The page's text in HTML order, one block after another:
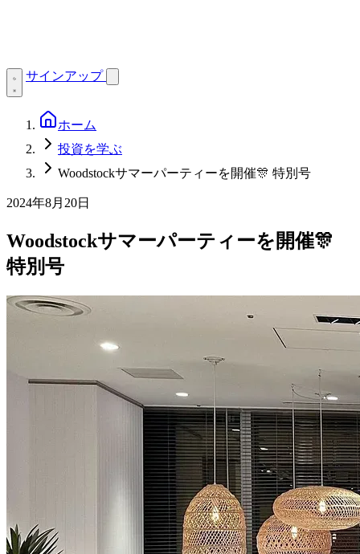
サインアップ
ホーム
投資を学ぶ
Woodstockサマーパーティーを開催🎊 特別号
2024年8月20日
Woodstockサマーパーティーを開催🎊
特別号